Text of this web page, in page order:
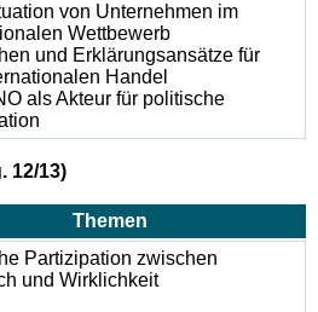
von Unternehmen im
Wettbewerb
und Erklärungsansätze für
Handel
als Akteur für politische
12/13)
Themen
Partizipation zwischen
und Wirklichkeit